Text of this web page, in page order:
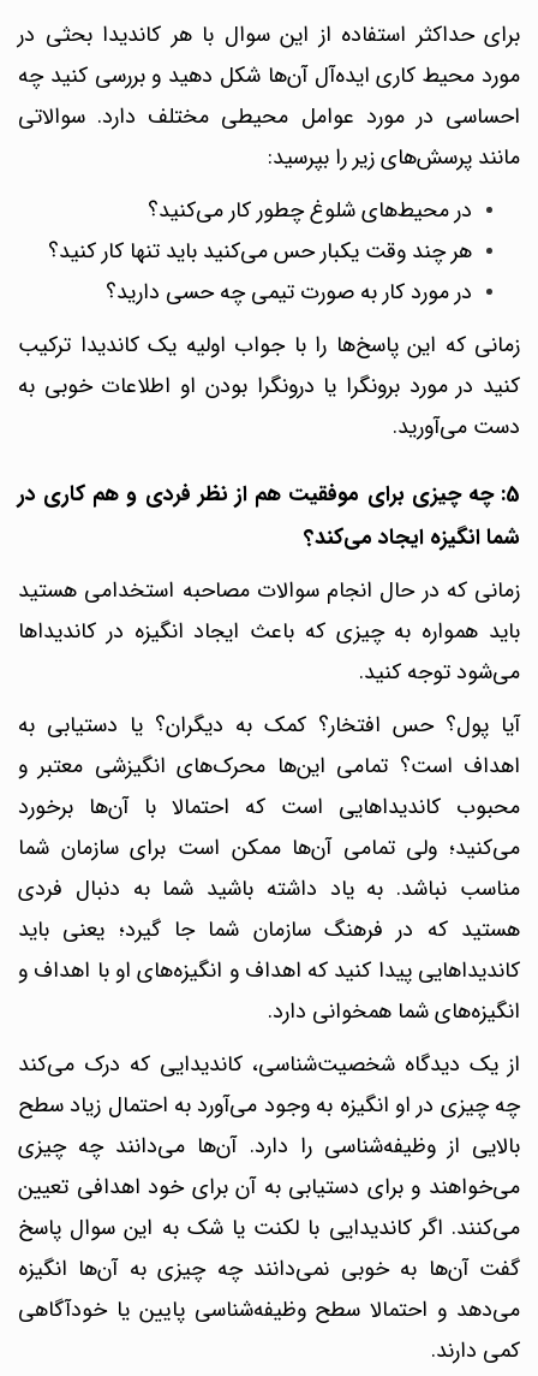
برای حداکثر استفاده از این سوال با هر کاندیدا بحثی در
مورد محیط کاری ایده‌آل آن‌ها شکل دهید و بررسی کنید چه
احساسی در مورد عوامل محیطی مختلف دارد. سوالاتی
مانند پرسش‌های زیر را بپرسید:
در محیط‌های شلوغ چطور کار می‌کنید؟
هر چند وقت یکبار حس می‌کنید باید تنها کار کنید؟
در مورد کار به صورت تیمی چه حسی دارید؟
زمانی که این پاسخ‌ها را با جواب اولیه یک کاندیدا ترکیب
کنید در مورد برونگرا یا درونگرا بودن او اطلاعات خوبی به
دست می‌آورید.
5: چه چیزی برای موفقیت هم از نظر فردی و هم کاری در
شما انگیزه ایجاد می‌کند؟
زمانی که در حال انجام سوالات مصاحبه استخدامی هستید
باید همواره به چیزی که باعث ایجاد انگیزه در کاندیداها
می‌شود توجه کنید.
آیا پول؟ حس افتخار؟ کمک به دیگران؟ یا دستیابی به
اهداف است؟ تمامی این‌ها محرک‌های انگیزشی معتبر و
محبوب کاندیداهایی است که احتمالا با آن‌ها برخورد
می‌کنید؛ ولی تمامی آن‌ها ممکن است برای سازمان شما
مناسب نباشد. به یاد داشته باشید شما به دنبال فردی
هستید که در فرهنگ سازمان شما جا گیرد؛ یعنی باید
کاندیداهایی پیدا کنید که اهداف و انگیزه‌های او با اهداف و
انگیزه‌های شما همخوانی دارد.
از یک دیدگاه شخصیت‌شناسی، کاندیدایی که درک می‌کند
چه چیزی در او انگیزه به وجود می‌آورد به احتمال زیاد سطح
بالایی از وظیفه‌شناسی را دارد. آن‌ها می‌دانند چه چیزی
می‌خواهند و برای دستیابی به آن برای خود اهدافی تعیین
می‌کنند. اگر کاندیدایی با لکنت یا شک به این سوال پاسخ
گفت آن‌ها به خوبی نمی‌دانند چه چیزی به آن‌ها انگیزه
می‌دهد و احتمالا سطح وظیفه‌شناسی پایین یا خودآگاهی
کمی دارند.